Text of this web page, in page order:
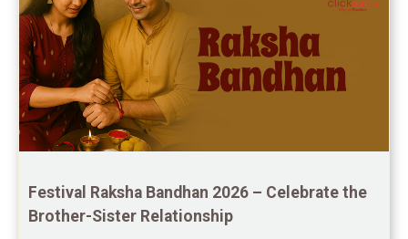
Jupiter Transit Predictions Reviews
Free Horoscope Reviews
Free Horoscope Compatibility Reviews
Free Personal Horoscope Reviews
Stock Market Predictions Reviews
Free Wealth Horoscope Reviews
Festival Raksha Bandhan 2026 – Celebrate the
Brother-Sister Relationship